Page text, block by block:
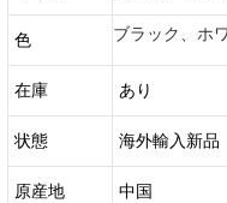
色 ブラック、ホ
在庫 あり
状態 海外輸入新品
原産地 中国